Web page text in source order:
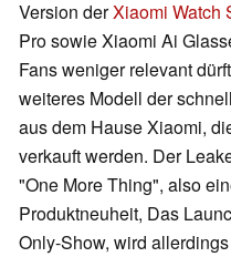
Version derXiaomi Watch
Pro sowie Xiaomi Ai
Fans weniger relevant
weiteres Modell der
aus dem Hause Xiaomi,
verkauft werden. Der
"One More Thing", also
Produktneuheit, Das
Only-Show, wird